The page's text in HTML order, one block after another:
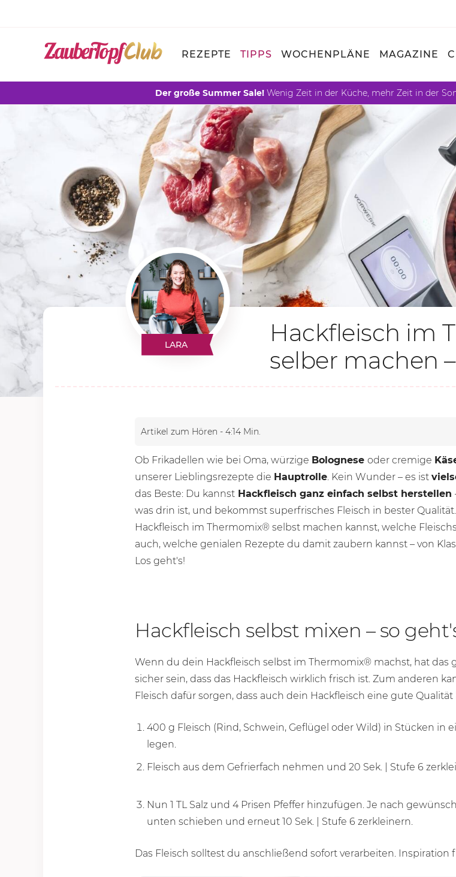
REZEPTE TIPPS WOCHENPLÄNE MAGAZINE
Der große Summer Sale! Wenig Zeit in der Küche, mehr Zeit in der
LARA
Hackfleisch im
selber machen
Artikel zum Hören - 4:14 Min.
Ob Frikadellen wie bei Oma, würzige Bologneseoder cremige
unserer Lieblingsrezepte die Hauptrolle . Kein Wunder – es ist
das Beste: Du kannst Hackfleisch ganz einfach selbst herstellen
was drin ist, und bekommst superfrisches Fleisch in bester
Hackfleisch im Thermomix® selbst machen kannst, welche
auch, welche genialen Rezepte du damit zaubern kannst – von
Los geht's!
Hackfleisch selbst mixen – so
Wenn du dein Hackfleisch selbst im Thermomix® machst, hat das
sicher sein, dass das Hackfleisch wirklich frisch ist. Zum anderen
Fleisch dafür sorgen, dass auch dein Hackfleisch eine gute
400 g Fleisch (Rind, Schwein, Geflügel oder Wild) in Stücken in
legen.
Fleisch aus dem Gefrierfach nehmen und20 Sek. Stufe 6
Nun 1 TL Salz und 4 Prisen Pfeffer hinzufügen. Je nach
unten schieben und erneut 10 Sek. | Stufe 6zerkleinern.
Das Fleisch solltest du anschließend sofort verarbeiten.